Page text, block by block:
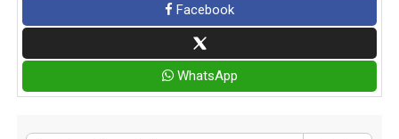
Facebook
WhatsApp